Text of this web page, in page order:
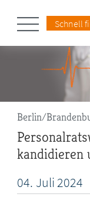
Schnell
Berlin/
kandidieren
04. Juli2024